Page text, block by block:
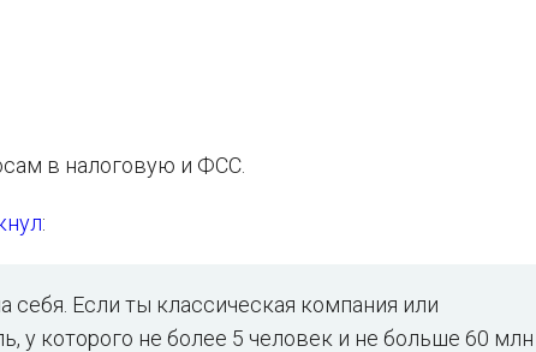
в налоговую и ФСС.
:
Если ты классическая компания или
у которого не более 5 человек и не больше 60 млн